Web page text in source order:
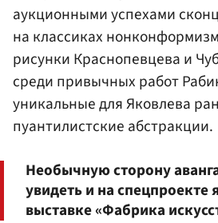
аукционными успехами
на классиках
рисунки Краснопевцева и
среди привычных работ
уникальные для Яковлева
пуантилистские абстракции.
Необычную сторону
увидеть и на
выставке «Фабрика